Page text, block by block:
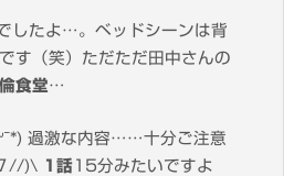
したよ…。ベッドシーンは背
す（笑）ただただ田中さんの
食堂…
過激な内容……十分ご注意
∇//)\ 1話 15分みたいですよ